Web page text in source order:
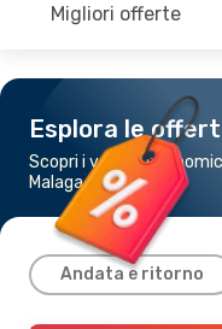
Migliori offerte
Esplora le
Scopri i voli più
Malaga
Andata e ritorno